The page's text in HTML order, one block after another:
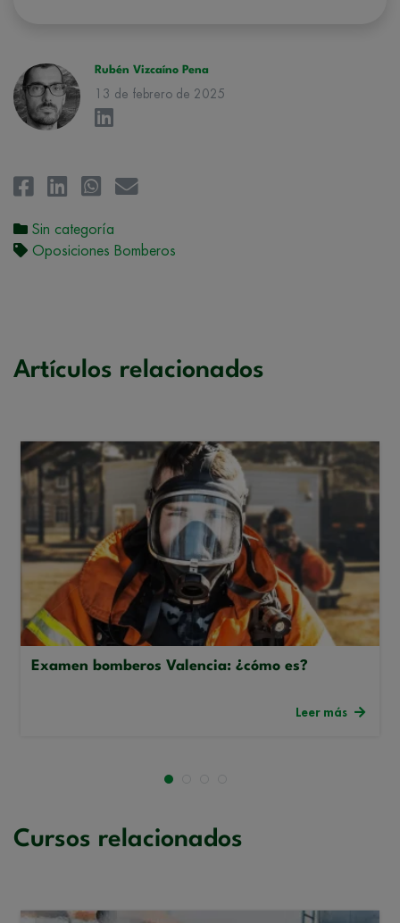
Rubén Vizcaíno Pena
13 de febrero de 2025
Sin categoría
Oposiciones Bomberos
Artículos relacionados
Examen bomberos Valencia: ¿cómo es?
Leer más
Cursos relacionados